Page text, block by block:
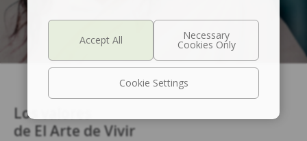
Los valores
de El Arte de Vivir
Cookie Settings